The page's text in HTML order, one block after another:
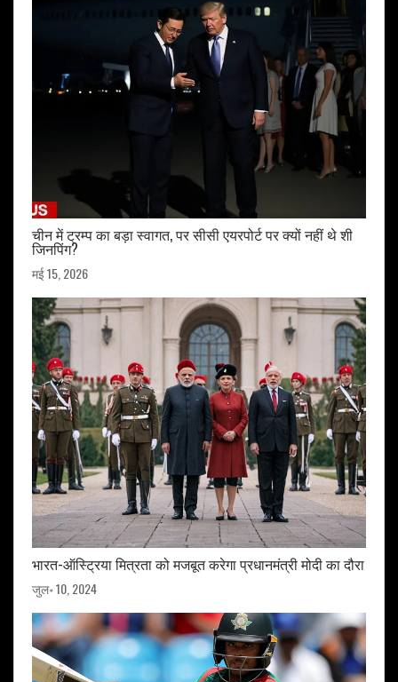
चीन में ट्रम्प का बड़ा स्वागत, पर सीसी एयरपोर्ट पर क्यों नहीं थे शी
जिनपिंग?
मई 15, 2026
भारत-ऑस्ट्रिया मित्रता को मजबूत करेगा प्रधानमंत्री मोदी का दौरा
जुल॰ 10, 2024